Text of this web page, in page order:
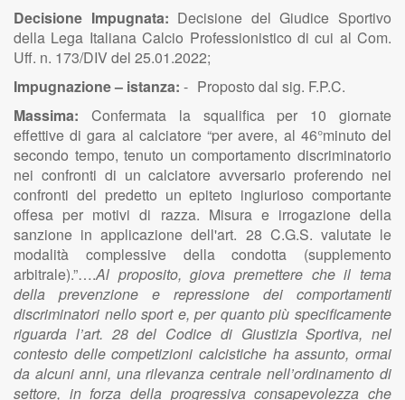
Decisione Impugnata: Decisione del Giudice Sportivo
della Lega Italiana Calcio Professionistico di cui al Com.
Uff. n. 173/DIV del 25.01.2022;
Impugnazione – istanza: - Proposto dal sig. F.P.C.
Massima: Confermata la squalifica per 10 giornate
effettive di gara al calciatore “per avere, al 46°minuto del
secondo tempo, tenuto un comportamento discriminatorio
nei confronti di un calciatore avversario proferendo nei
confronti del predetto un epiteto ingiurioso comportante
offesa per motivi di razza. Misura e irrogazione della
sanzione in applicazione dell'art. 28 C.G.S. valutate le
modalità complessive della condotta (supplemento
arbitrale).”….Al proposito, giova premettere che il tema
della prevenzione e repressione dei comportamenti
discriminatori nello sport e, per quanto più specificamente
riguarda l’art. 28 del Codice di Giustizia Sportiva, nel
contesto delle competizioni calcistiche ha assunto, ormai
da alcuni anni, una rilevanza centrale nell’ordinamento di
settore, in forza della progressiva consapevolezza che